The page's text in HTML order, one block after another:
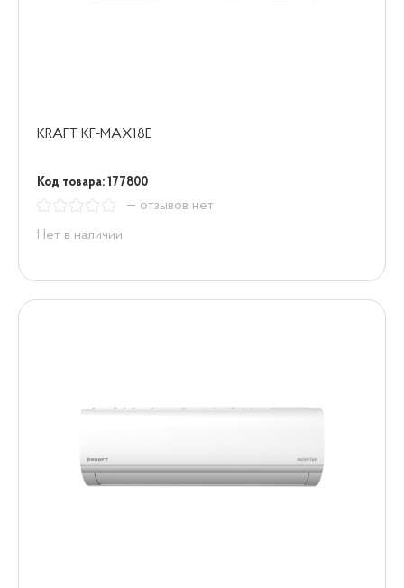
KRAFT KF-MAX18E
Код товара: 177800
— отзывов нет
Нет в наличии